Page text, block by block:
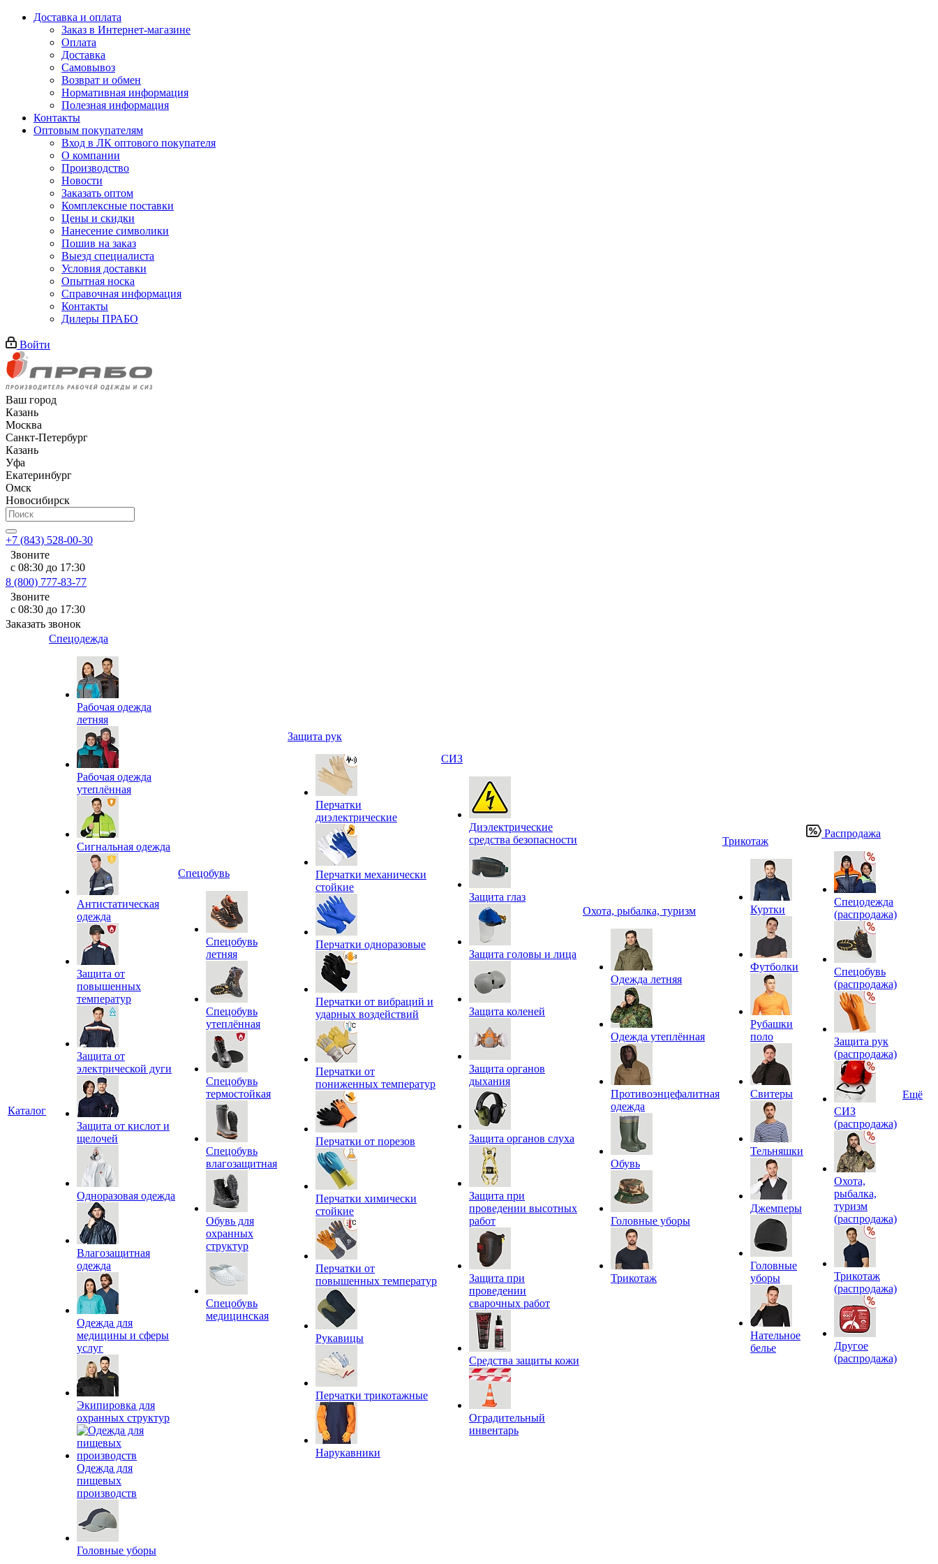
Доставка и оплата
Заказ в Интернет-магазине
Оплата
Доставка
Самовывоз
Возврат и обмен
Нормативная информация
Полезная информация
Контакты
Оптовым покупателям
Вход в ЛК оптового покупателя
О компании
Производство
Новости
Заказать оптом
Комплексные поставки
Цены и скидки
Нанесение символики
Пошив на заказ
Выезд специалиста
Условия доставки
Опытная носка
Справочная информация
Контакты
Дилеры ПРАБО
Войти
Ваш город
Казань
Москва
Санкт-Петербург
Казань
Уфа
Екатеринбург
Омск
Новосибирск
+7 (843) 528-00-30
Звоните
с 08:30 до 17:30
8 (800) 777-83-77
Звоните
с 08:30 до 17:30
Заказать звонок
Каталог
Спецодежда
Рабочая одежда
летняя
Рабочая одежда
утеплённая
Сигнальная одежда
Антистатическая
одежда
Защита от
повышенных
температур
Защита от
электрической дуги
Защита от кислот и
щелочей
Одноразовая одежда
Влагозащитная
одежда
Одежда для
медицины и сферы
услуг
Экипировка для
охранных структур
Одежда для
пищевых
производств
Головные уборы
Спецобувь
Спецобувь
летняя
Спецобувь
утеплённая
Спецобувь
термостойкая
Спецобувь
влагозащитная
Обувь для
охранных
структур
Спецобувь
медицинская
Защита рук
Перчатки
диэлектрические
Перчатки механически
стойкие
Перчатки одноразовые
Перчатки от вибраций и
ударных воздействий
Перчатки от
пониженных температур
Перчатки от порезов
Перчатки химически
стойкие
Перчатки от
повышенных температур
Рукавицы
Перчатки трикотажные
Нарукавники
СИЗ
Диэлектрические
средства безопасности
Защита глаз
Защита головы и лица
Защита коленей
Защита органов
дыхания
Защита органов слуха
Защита при
проведении высотных
работ
Защита при
проведении
сварочных работ
Средства защиты кожи
Оградительный
инвентарь
Охота, рыбалка, туризм
Одежда летняя
Одежда утеплённая
Противоэнцефалитная
одежда
Обувь
Головные уборы
Трикотаж
Трикотаж
Куртки
Футболки
Рубашки
поло
Свитеры
Тельняшки
Джемперы
Головные
уборы
Нательное
белье
Распродажа
Спецодежда
(распродажа)
Спецобувь
(распродажа)
Защита рук
(распродажа)
СИЗ
(распродажа)
Охота,
рыбалка,
туризм
(распродажа)
Трикотаж
(распродажа)
Другое
(распродажа)
Ещё